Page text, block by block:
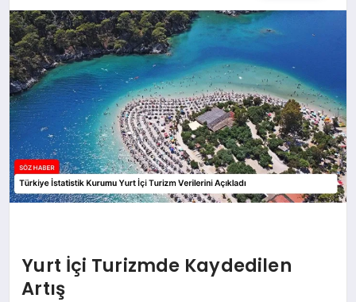
YAŞAM
Yurt İçi Turizmde Kaydedilen
Artış